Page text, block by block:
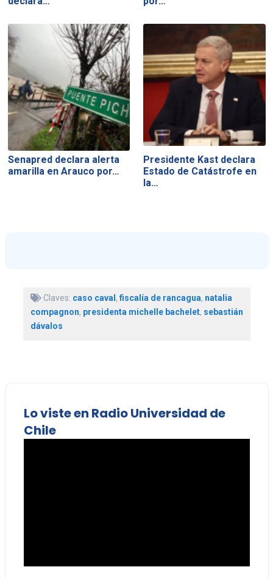
Senapred declara alerta
amarilla en Arauco por…
Presidente Kast declara
Estado de Catástrofe en
la…
Claves: caso caval , fiscalía de rancagua, natalia
compagnon, presidenta michelle bachelet, sebastián
dávalos
Lo viste en Radio Universidad de
Chile